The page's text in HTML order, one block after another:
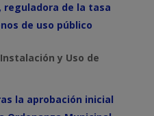
reguladora de la tasa
de uso público
y Uso de
la aprobación inicial